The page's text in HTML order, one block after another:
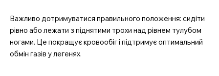
Важливо дотримуватися правильного положення: сидіти
рівно або лежати з піднятими трохи над рівнем тулубом
ногами. Це покращує кровообіг і підтримує оптимальний
обмін газів у легенях.